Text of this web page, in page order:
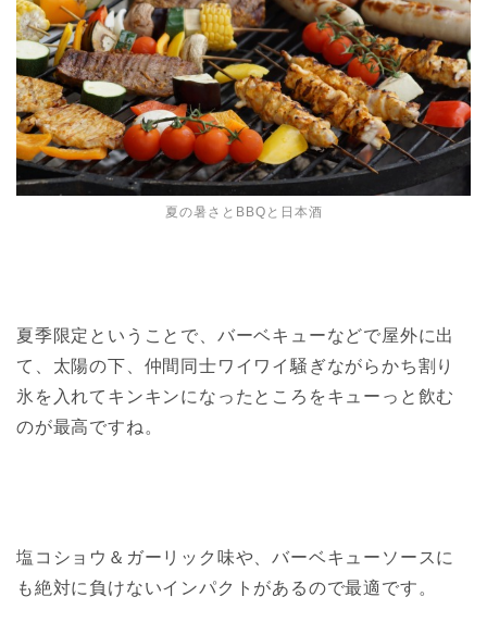
夏の暑さとBBQと日本酒
夏季限定ということで、バーベキューなどで屋外に出
て、太陽の下、仲間同士ワイワイ騒ぎながらかち割り
氷を入れてキンキンになったところをキューっと飲む
のが最高ですね。
塩コショウ＆ガーリック味や、バーベキューソースに
も絶対に負けないインパクトがあるので最適です。